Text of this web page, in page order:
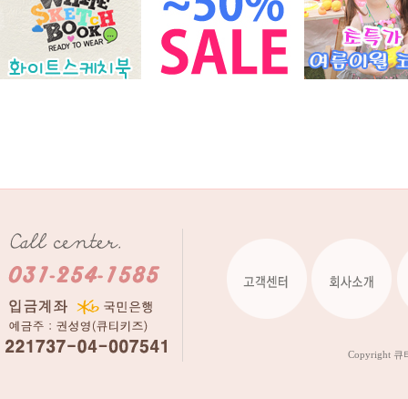
Copyright 큐